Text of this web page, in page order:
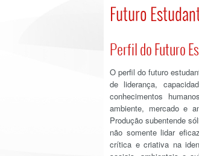
Futuro
Perfil do Futuro
O perfil do futuro
de liderança,
conhecimentos
ambiente, mercado e
Produção subentende
não somente lidar
crítica e criativa na